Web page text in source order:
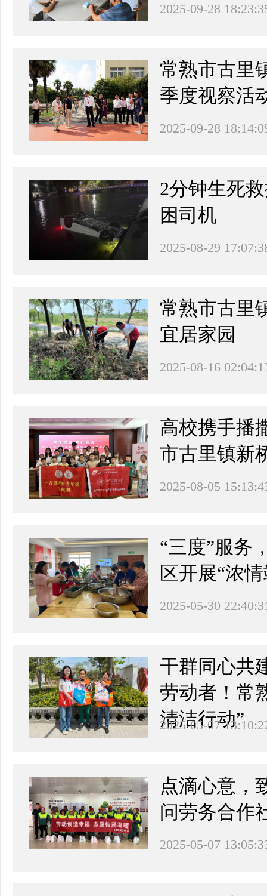
2025-09-28
常熟市古里
季度视察活
2025-09-28
2分钟生死
困司机
2025-08-29
常熟市古里
宜居家园
2025-08-16
高校携手播
市古里镇新
2025-08-05
“三度”服务
区开展“浓
2025-05-30
干群同心共
劳动者！常
清洁行动”
2025-05-07
点滴心意，
问劳务合作
2025-05-07